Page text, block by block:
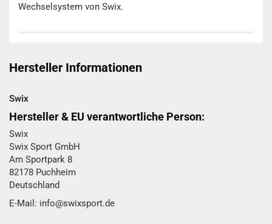
Wechselsystem von Swix.
Hersteller Informationen
Swix
Hersteller & EU verantwortliche Person:
Swix
Swix Sport GmbH​
Am Sportpark 8
82178 Puchheim
Deutschland
E-Mail: info@swixsport.de